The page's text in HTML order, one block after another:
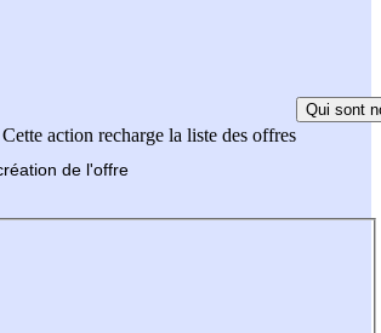
Cette action recharge la liste des offres
Qui sont
de l'offre